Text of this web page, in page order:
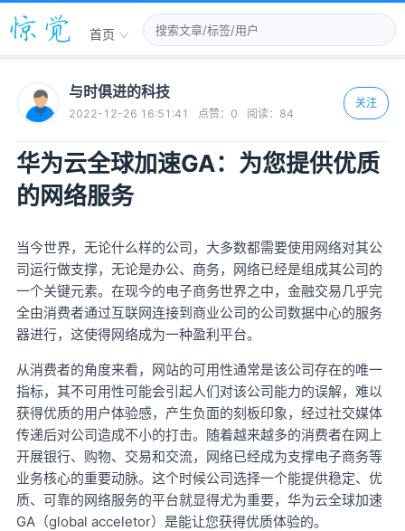
首页
与时俱进的科技
2022-12-26 16:51:41 点赞： 0 阅读： 84
关注
华为云全球加速GA：为您提供优质
的网络服务
当今世界，无论什么样的公司，大多数都需要使用网络对其公
司运行做支撑，无论是办公、商务，网络已经是组成其公司的
一个关键元素。在现今的电子商务世界之中，金融交易几乎完
全由消费者通过互联网连接到商业公司的公司数据中心的服务
器进行，这使得网络成为一种盈利平台。
从消费者的角度来看，网站的可用性通常是该公司存在的唯一
指标，其不可用性可能会引起人们对该公司能力的误解，难以
获得优质的用户体验感，产生负面的刻板印象，经过社交媒体
传递后对公司造成不小的打击。随着越来越多的消费者在网上
开展银行、购物、交易和交流，网络已经成为支撑电子商务等
业务核心的重要动脉。这个时候公司选择一个能提供稳定、优
质、可靠的网络服务的平台就显得尤为重要，华为云全球加速
GA（global acceletor） 是能让您获得优质体验的。